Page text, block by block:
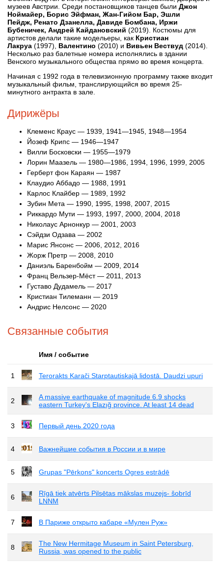
музеев Австрии. Среди постановщиков танцев были Джон
Ноймайер, Борис Эйфман, Жан-Гийом Бар, Эшли
Пейдж, Ренато Дзанелла, Давиде Бомбана, Иржи
Бубеничек, Андрей Кайдановский (2019). Костюмы для
артистов делали такие модельеры, как Кристиан
Лакруа (1997), Валентино (2010) и Вивьен Вествуд (2014).
Несколько раз балетные номера исполнялись в здании
Венского музыкального общества прямо во время концерта.
Начиная с 1992 года в телевизионную программу также входит
музыкальный фильм, транслирующийся во время 25-
минутного антракта в зале.
Дирижёры
Клеменс Краус — 1939, 1941—1945, 1948—1954
Йозеф Крипс — 1946—1947
Вилли Босковски — 1955—1979
Лорин Маазель — 1980—1986, 1994, 1996, 1999, 2005
Герберт фон Караян — 1987
Клаудио Аббадо — 1988, 1991
Карлос Клайбер — 1989, 1992
Зубин Мета — 1990, 1995, 1998, 2007, 2015
Риккардо Мути — 1993, 1997, 2000, 2004, 2018
Николаус Арнонкур — 2001, 2003
Сэйдзи Одзава — 2002
Марис Янсонс — 2006, 2012, 2016
Жорж Претр — 2008, 2010
Даниэль Баренбойм — 2009, 2014
Франц Вельзер-Мёст — 2011, 2013
Густаво Дудамель — 2017
Кристиан Тилеманн — 2019
Андрис Нелсонс — 2020
Связанные события
Имя / событие
1 Terorakts Karači Starptautiskajā lidostā. Daudzi upuri
2
A massive earthquake of magnitude 6.9 shocks
eastern Turkey's Elazığ province. At least 14 dead
3 Первый день 2020 года
4 Важнейшие события в России и в мире
5 Grupas "Pērkons" koncerts Ogres estrādē
6
Rīgā tiek atvērts Pilsētas mākslas muzejs- šobrīd
LNNM
7 В Париже открыто кабаре «Мулен Руж»
8
The New Hermitage Museum in Saint Petersburg,
Russia, was opened to the public